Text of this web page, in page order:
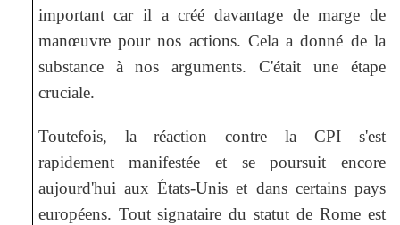
important car il a créé davantage de marge de
manœuvre pour nos actions. Cela a donné de la
substance à nos arguments. C'était une étape
cruciale.
Toutefois, la réaction contre la CPI s'est
rapidement manifestée et se poursuit encore
aujourd'hui aux États-Unis et dans certains pays
européens. Tout signataire du statut de Rome est